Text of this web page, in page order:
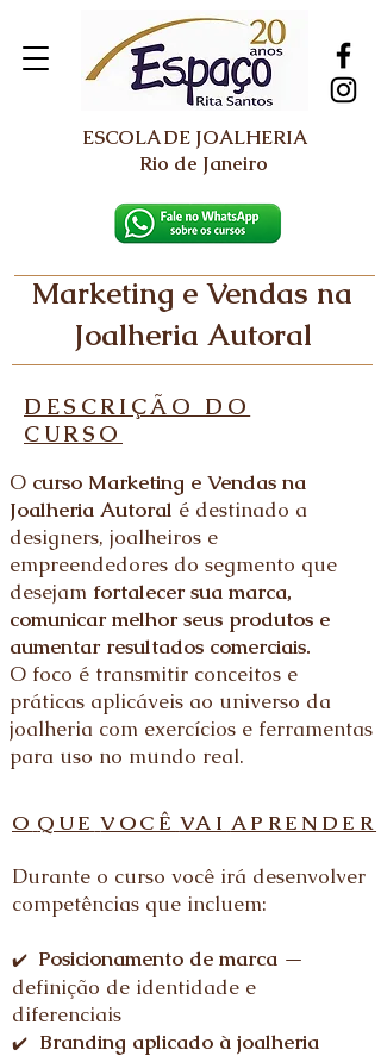
ESCOLA DE JOALHERIA
Rio de Janeiro
Marketing e Vendas na
Joalheria Autoral
DESCRIÇÃO DO
CURSO
O curso Marketing e Vendas na
Joalheria Autoral é destinado a
designers, joalheiros e
empreendedores do segmento que
desejam fortalecer sua marca,
comunicar melhor seus produtos e
aumentar resultados comerciais.
O foco é transmitir conceitos e
práticas aplicáveis ao universo da
joalheria com exercícios e ferramentas
para uso no mundo real.
O QUE VOCÊ VAI APRENDER
Durante o curso você irá desenvolver
competências que incluem:
✔️ Posicionamento de marca —
definição de identidade e
diferenciais
✔️
Branding aplicado à joalheria